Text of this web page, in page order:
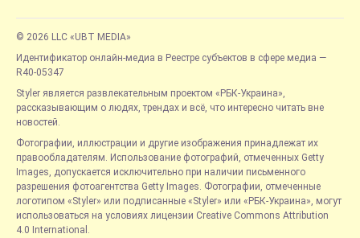
© 2026 LLC «UBT MEDIA»
Идентификатор онлайн-медиа в Реестре субъектов в сфере медиа —
R40-05347
Styler является развлекательным проектом «РБК-Украина»,
рассказывающим о людях, трендах и всё, что интересно читать вне
новостей.
Фотографии, иллюстрации и другие изображения принадлежат их
правообладателям. Использование фотографий, отмеченных Getty
Images, допускается исключительно при наличии письменного
разрешения фотоагентства Getty Images. Фотографии, отмеченные
логотипом «Styler» или подписанные «Styler» или «РБК-Украина», могут
использоваться на условиях лицензии Creative Commons Attribution
4.0 International.